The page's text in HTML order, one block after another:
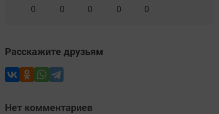
0 0 0 0 0
Расскажите друзьям
Нет комментариев